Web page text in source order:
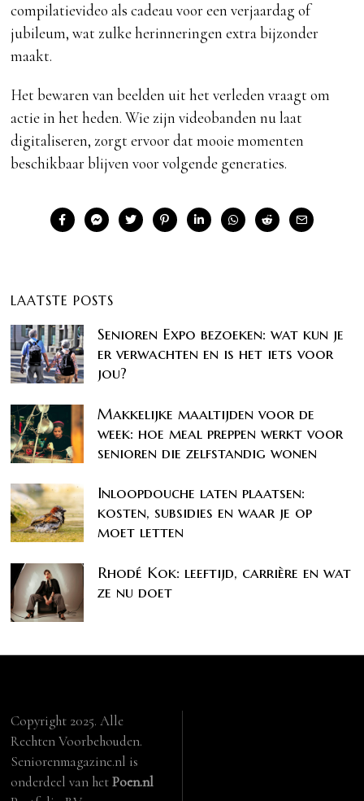
compilatievideo als cadeau voor een verjaardag of
jubileum, wat zulke herinneringen extra bijzonder
maakt.
Het bewaren van beelden uit het verleden vraagt om
actie in het heden. Wie zijn videobanden nu laat
digitaliseren, zorgt ervoor dat mooie momenten
beschikbaar blijven voor volgende generaties.
LAATSTE POSTS
Senioren Expo bezoeken: wat kun je
er verwachten en is het iets voor
jou?
Makkelijke maaltijden voor de
week: hoe meal preppen werkt voor
senioren die zelfstandig wonen
Inloopdouche laten plaatsen:
kosten, subsidies en waar je op
moet letten
Rhodé Kok: leeftijd, carrière en wat
ze nu doet
Copyright 2025. Alle
Rechten Voorbehouden.
Seniorenmagazine.nl is
onderdeel van hetPoen.nl